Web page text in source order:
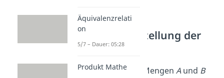
Grafische Darstellung der
Injektivität
Werden die beiden Mengen Aund B
Äquivalenzrelati
on
5/7 – Dauer: 05:28
Produkt Mathe